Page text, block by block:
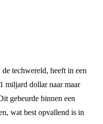
techwereld, heeft in een
miljard dollar naar maar
gebeurde binnen een
wat best opvallend is in